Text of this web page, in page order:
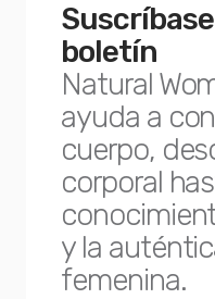
boletín
Natural
ayuda a
cuerpo,
corporal
y la
femenina.